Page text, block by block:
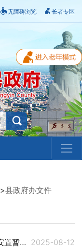
无障碍浏览 长者专区
>县政府办文件
关于印发《湘阴县集体土地征收房票安置暂行办法》的通知 2025-08-12